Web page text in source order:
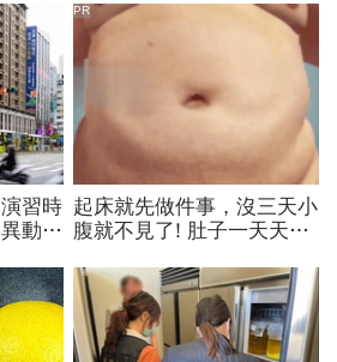
習時
異動…
罰
起床就先做件事，沒三天小
腹就不見了! 肚子一天天變
PR